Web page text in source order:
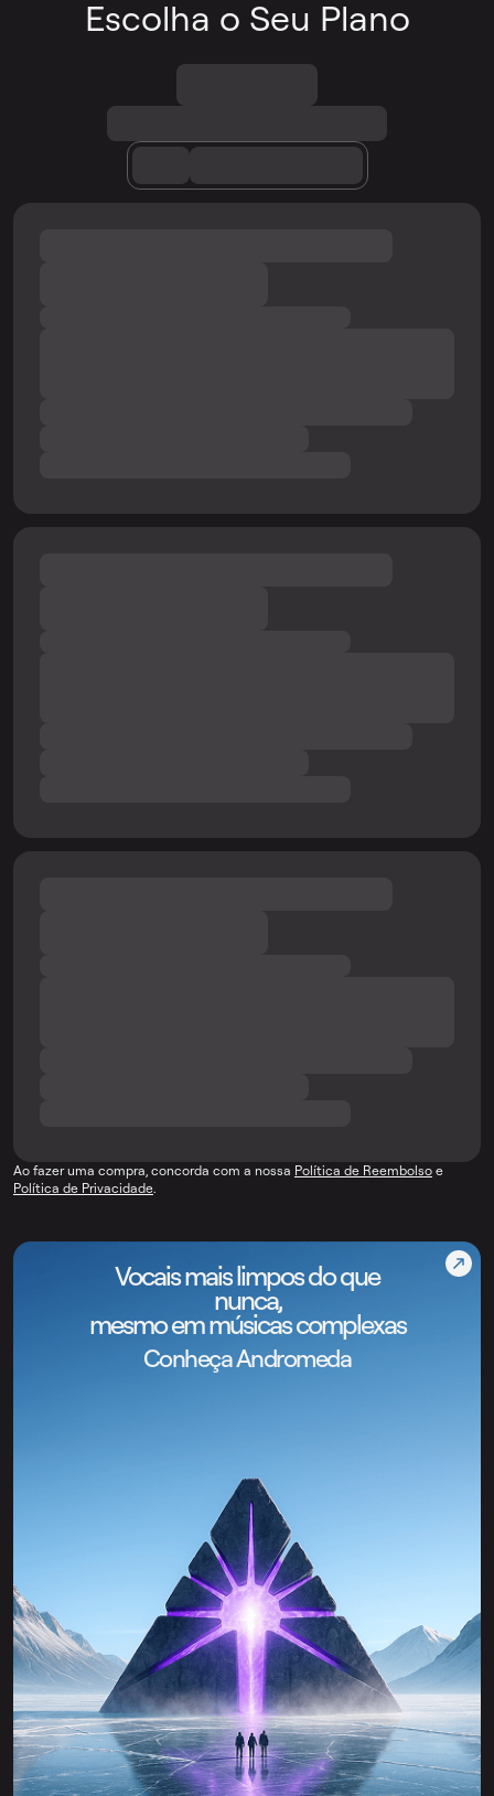
Escolha o Seu Plano
Ao fazer uma compra, concorda com a nossa Política de Reembolso e
Política de Privacidade.
Vocais mais limpos do que
nunca,
mesmo em músicas complexas
Conheça Andromeda